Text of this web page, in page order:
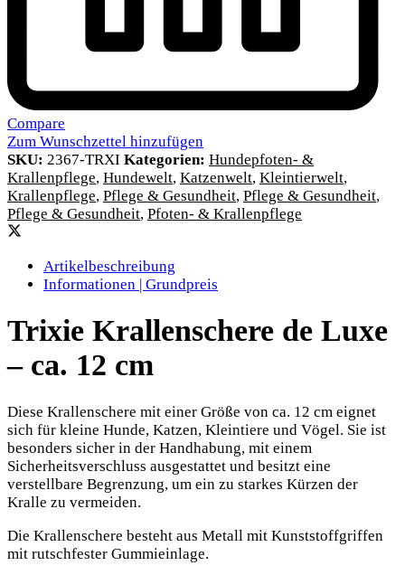
Compare
Zum Wunschzettel hinzufügen
SKU: 2367-TRXI Kategorien: Hundepfoten- &
Krallenpflege, Hundewelt, Katzenwelt, Kleintierwelt,
Krallenpflege, Pflege & Gesundheit, Pflege & Gesundheit,
Pflege & Gesundheit, Pfoten- & Krallenpflege
Artikelbeschreibung
Informationen | Grundpreis
Trixie Krallenschere de Luxe
– ca. 12 cm
Diese Krallenschere mit einer Größe von ca. 12 cm eignet
sich für kleine Hunde, Katzen, Kleintiere und Vögel. Sie ist
besonders sicher in der Handhabung, mit einem
Sicherheitsverschluss ausgestattet und besitzt eine
verstellbare Begrenzung, um ein zu starkes Kürzen der
Kralle zu vermeiden.
Die Krallenschere besteht aus Metall mit Kunststoffgriffen
mit rutschfester Gummieinlage.